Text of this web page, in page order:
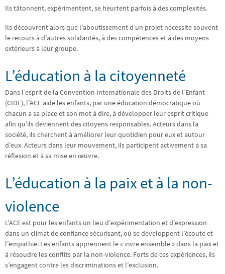
Ils tâtonnent, expérimentent, se heurtent parfois à des complexités.
Ils découvrent alors que l’aboutissement d’un projet nécessite souvent
le recours à d’autres solidarités, à des compétences et à des moyens
extérieurs à leur groupe.
L’éducation à la citoyenneté
Dans l’esprit de la Convention Internationale des Droits de l’Enfant
(CIDE), l’ACE aide les enfants, par une éducation démocratique où
chacun a sa place et son mot à dire, à développer leur esprit critique
afin qu’ils deviennent des citoyens responsables. Acteurs dans la
société, ils cherchent à améliorer leur quotidien pour eux et autour
d’eux. Acteurs dans leur mouvement, ils participent activement à sa
réflexion et à sa mise en œuvre.
L’éducation à la paix et à la non-
violence
L’ACE est pour les enfants un lieu d’expérimentation et d’expression
dans un climat de confiance sécurisant, où se développent l’écoute et
l’empathie. Les enfants apprennent le « vivre ensemble » dans la paix et
à résoudre les conflits par la non-violence. Forts de ces expériences, ils
s’engagent contre les discriminations et l’exclusion.